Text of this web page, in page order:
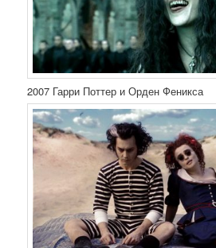
2007 Гарри Поттер и Орден Феникса